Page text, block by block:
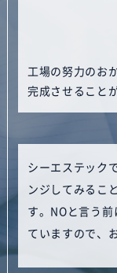
工場の努力のお
完成させること
シーエステック
ンジしてみるこ
す。NOと言う
ていますので、